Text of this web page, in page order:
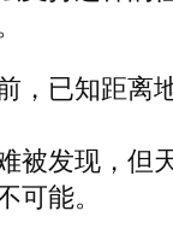
已知距
发现，
能。